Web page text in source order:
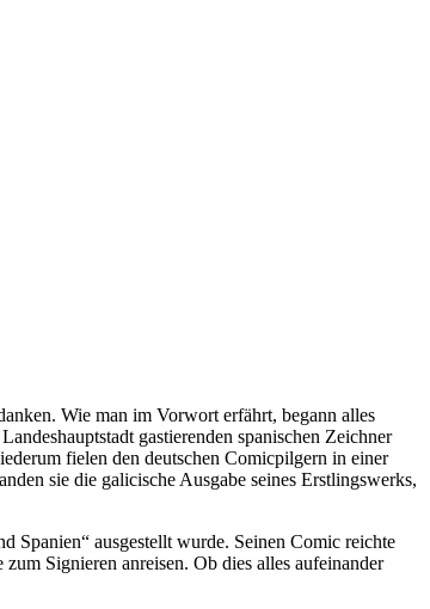
Wie man im Vorwort erfährt, begann alles
gastierenden spanischen Zeichner
fielen den deutschen Comicpilgern in einer
sie die galicische Ausgabe seines Erstlingswerks,
Spanien“ ausgestellt wurde. Seinen Comic reichte
Signieren anreisen. Ob dies alles aufeinander